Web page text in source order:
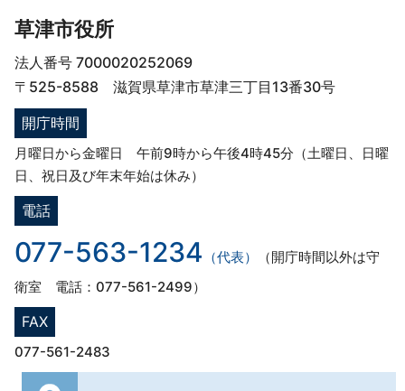
草津市役所
法人番号 7000020252069
〒525-8588 滋賀県草津市草津三丁目13番30号
開庁時間
月曜日から金曜日 午前9時から午後4時45分（土曜日、日曜
日、祝日及び年末年始は休み）
電話
077-563-1234 （代表）
（開庁時間以外は守
衛室 電話：077-561-2499）
FAX
077-561-2483